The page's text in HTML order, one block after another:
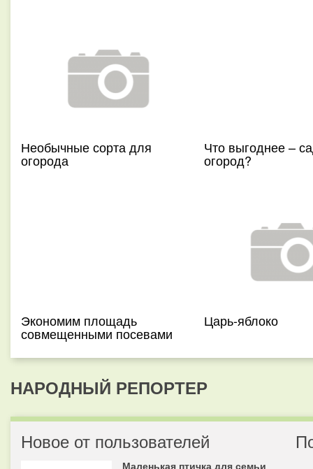
Необычные сорта для
огорода
Что выгоднее –
огород?
Экономим площадь
совмещенными посевами
Царь-яблоко
НАРОДНЫЙ РЕПОРТЕР
Новое от пользователей
Маленькая птичка для семьи